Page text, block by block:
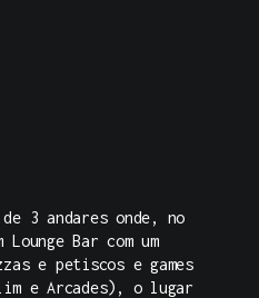
3 andares onde, no
Bar com um
e petiscos e games
e Arcades), o lugar